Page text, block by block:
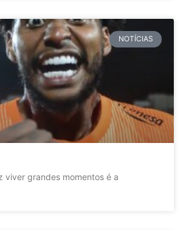
NOTÍCIAS
viver grandes momentos é a